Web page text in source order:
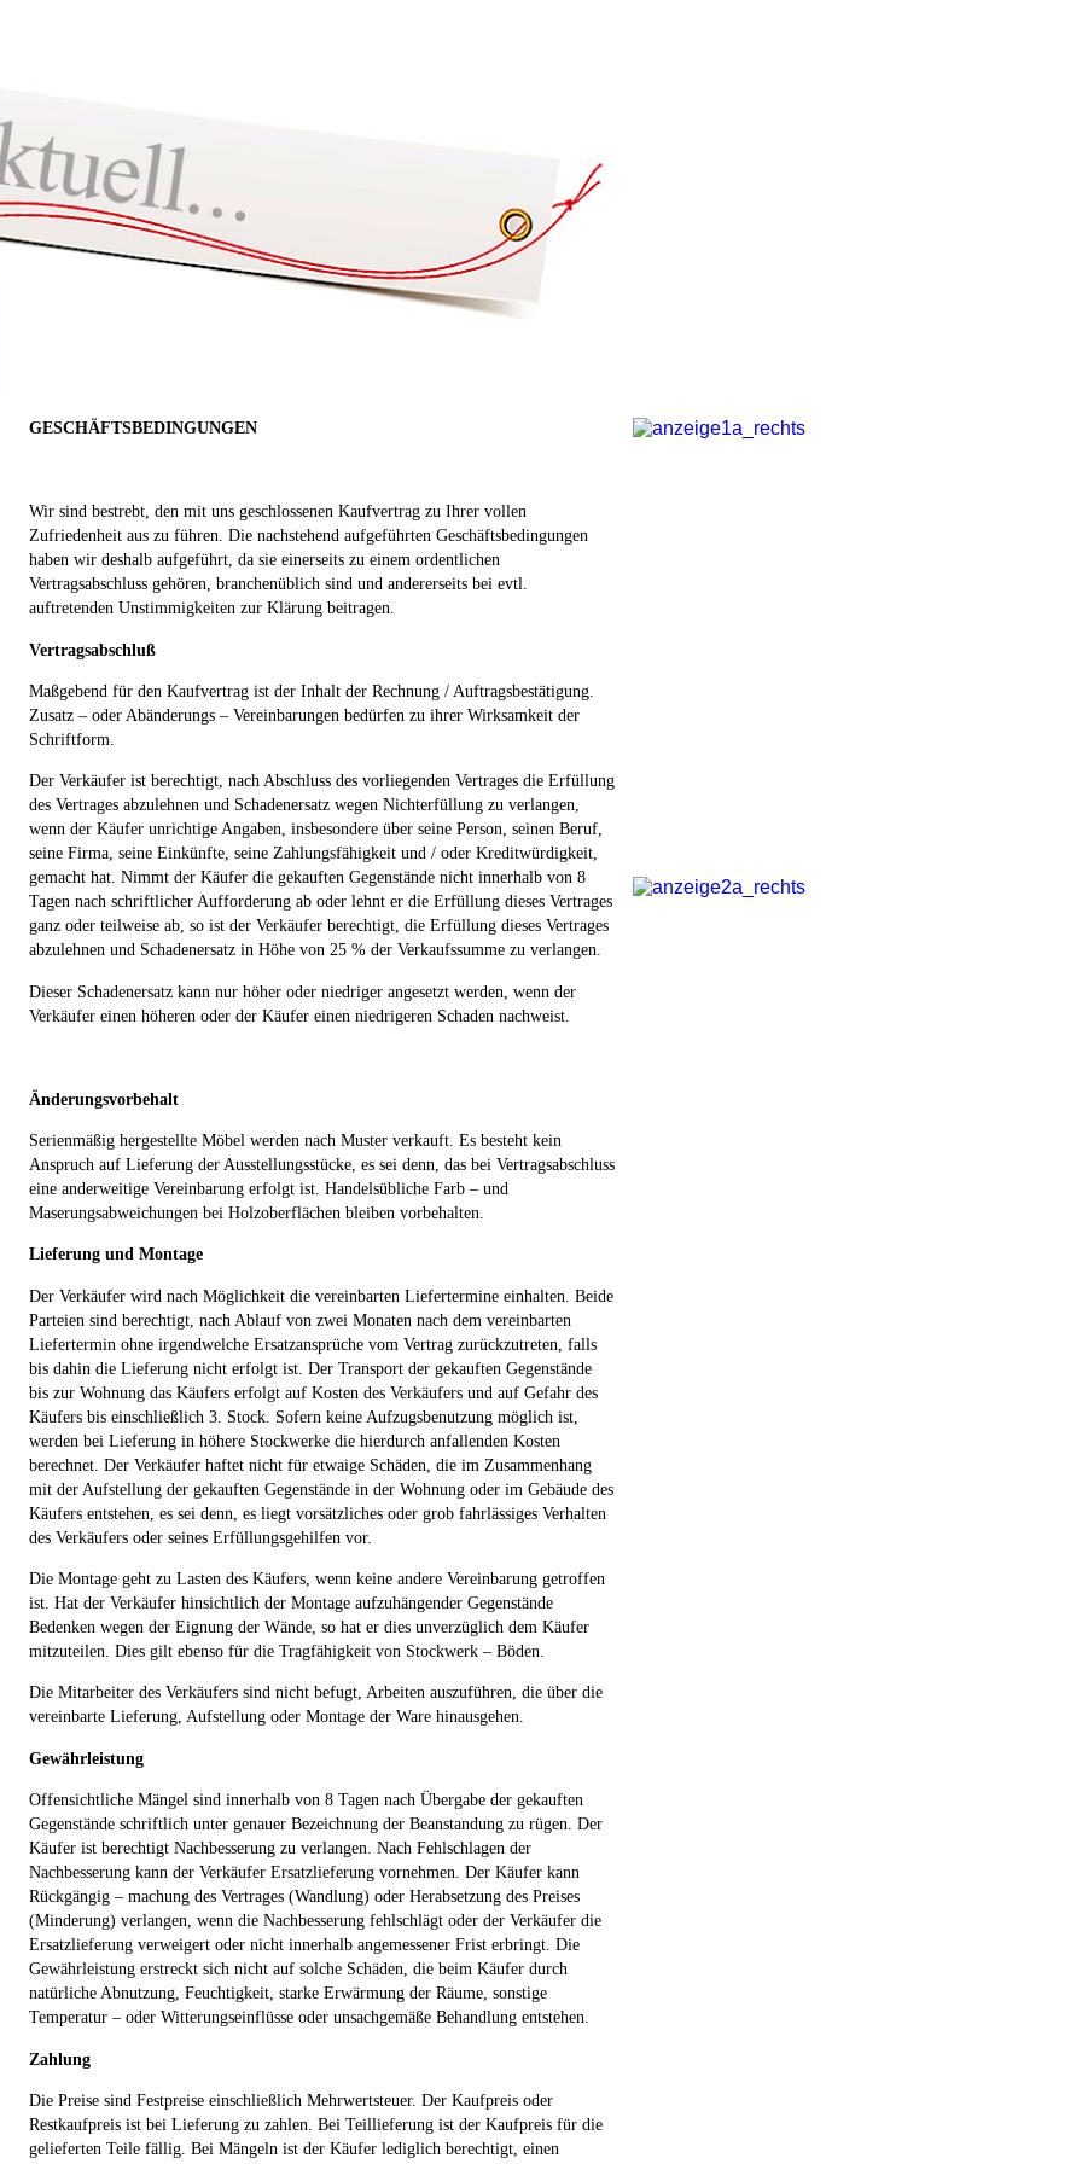
GESCHÄFTSBEDINGUNGEN
Wir sind bestrebt, den mit uns geschlossenen Kaufvertrag zu Ihrer vollen
Zufriedenheit aus zu führen. Die nachstehend aufgeführten Geschäftsbedingungen
haben wir deshalb aufgeführt, da sie einerseits zu einem ordentlichen
Vertragsabschluss gehören, branchenüblich sind und andererseits bei evtl.
auftretenden Unstimmigkeiten zur Klärung beitragen.
Vertragsabschluß
Maßgebend für den Kaufvertrag ist der Inhalt der Rechnung / Auftragsbestätigung.
Zusatz – oder Abänderungs – Vereinbarungen bedürfen zu ihrer Wirksamkeit der
Schriftform.
Der Verkäufer ist berechtigt, nach Abschluss des vorliegenden Vertrages die Erfüllung
des Vertrages abzulehnen und Schadenersatz wegen Nichterfüllung zu verlangen,
wenn der Käufer unrichtige Angaben, insbesondere über seine Person, seinen Beruf,
seine Firma, seine Einkünfte, seine Zahlungsfähigkeit und / oder Kreditwürdigkeit,
gemacht hat. Nimmt der Käufer die gekauften Gegenstände nicht innerhalb von 8
Tagen nach schriftlicher Aufforderung ab oder lehnt er die Erfüllung dieses Vertrages
ganz oder teilweise ab, so ist der Verkäufer berechtigt, die Erfüllung dieses Vertrages
abzulehnen und Schadenersatz in Höhe von 25 % der Verkaufssumme zu verlangen.
Dieser Schadenersatz kann nur höher oder niedriger angesetzt werden, wenn der
Verkäufer einen höheren oder der Käufer einen niedrigeren Schaden nachweist.
Änderungsvorbehalt
Serienmäßig hergestellte Möbel werden nach Muster verkauft. Es besteht kein
Anspruch auf Lieferung der Ausstellungsstücke, es sei denn, das bei Vertragsabschluss
eine anderweitige Vereinbarung erfolgt ist. Handelsübliche Farb – und
Maserungsabweichungen bei Holzoberflächen bleiben vorbehalten.
Lieferung und Montage
Der Verkäufer wird nach Möglichkeit die vereinbarten Liefertermine einhalten. Beide
Parteien sind berechtigt, nach Ablauf von zwei Monaten nach dem vereinbarten
Liefertermin ohne irgendwelche Ersatzansprüche vom Vertrag zurückzutreten, falls
bis dahin die Lieferung nicht erfolgt ist. Der Transport der gekauften Gegenstände
bis zur Wohnung das Käufers erfolgt auf Kosten des Verkäufers und auf Gefahr des
Käufers bis einschließlich 3. Stock. Sofern keine Aufzugsbenutzung möglich ist,
werden bei Lieferung in höhere Stockwerke die hierdurch anfallenden Kosten
berechnet. Der Verkäufer haftet nicht für etwaige Schäden, die im Zusammenhang
mit der Aufstellung der gekauften Gegenstände in der Wohnung oder im Gebäude des
Käufers entstehen, es sei denn, es liegt vorsätzliches oder grob fahrlässiges Verhalten
des Verkäufers oder seines Erfüllungsgehilfen vor.
Die Montage geht zu Lasten des Käufers, wenn keine andere Vereinbarung getroffen
ist. Hat der Verkäufer hinsichtlich der Montage aufzuhängender Gegenstände
Bedenken wegen der Eignung der Wände, so hat er dies unverzüglich dem Käufer
mitzuteilen. Dies gilt ebenso für die Tragfähigkeit von Stockwerk – Böden.
Die Mitarbeiter des Verkäufers sind nicht befugt, Arbeiten auszuführen, die über die
vereinbarte Lieferung, Aufstellung oder Montage der Ware hinausgehen.
Gewährleistung
Offensichtliche Mängel sind innerhalb von 8 Tagen nach Übergabe der gekauften
Gegenstände schriftlich unter genauer Bezeichnung der Beanstandung zu rügen. Der
Käufer ist berechtigt Nachbesserung zu verlangen. Nach Fehlschlagen der
Nachbesserung kann der Verkäufer Ersatzlieferung vornehmen. Der Käufer kann
Rückgängig – machung des Vertrages (Wandlung) oder Herabsetzung des Preises
(Minderung) verlangen, wenn die Nachbesserung fehlschlägt oder der Verkäufer die
Ersatzlieferung verweigert oder nicht innerhalb angemessener Frist erbringt. Die
Gewährleistung erstreckt sich nicht auf solche Schäden, die beim Käufer durch
natürliche Abnutzung, Feuchtigkeit, starke Erwärmung der Räume, sonstige
Temperatur – oder Witterungseinflüsse oder unsachgemäße Behandlung entstehen.
Zahlung
Die Preise sind Festpreise einschließlich Mehrwertsteuer. Der Kaufpreis oder
Restkaufpreis ist bei Lieferung zu zahlen. Bei Teillieferung ist der Kaufpreis für die
gelieferten Teile fällig. Bei Mängeln ist der Käufer lediglich berechtigt, einen